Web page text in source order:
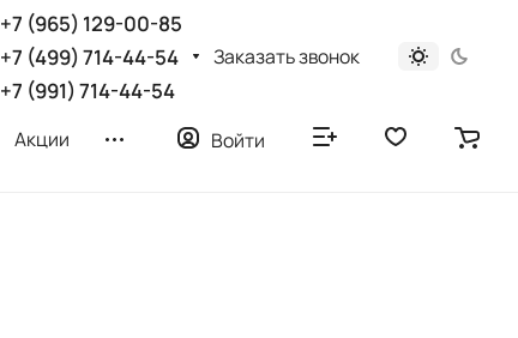
+7 (965) 129-00-85
+7 (499) 714-44-54
+7 (991) 714-44-54
Заказать звонок
Акции Войти